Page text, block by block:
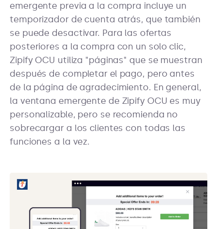
emergente previa a la compra incluye un
temporizador de cuenta atrás, que también
se puede desactivar. Para las ofertas
posteriores a la compra con un solo clic,
Zipify OCU utiliza "páginas" que se muestran
después de completar el pago, pero antes
de la página de agradecimiento. En general,
la ventana emergente de Zipify OCU es muy
personalizable, pero se recomienda no
sobrecargar a los clientes con todas las
funciones a la vez.